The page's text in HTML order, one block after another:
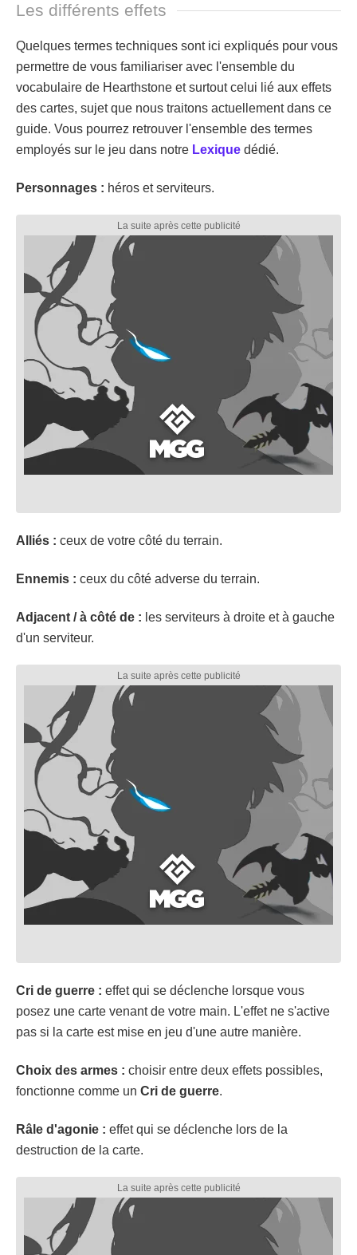
Les différents effets
Quelques termes techniques sont ici expliqués pour vous
permettre de vous familiariser avec l'ensemble du
vocabulaire de Hearthstone et surtout celui lié aux effets
des cartes, sujet que nous traitons actuellement dans ce
guide. Vous pourrez retrouver l'ensemble des termes
employés sur le jeu dans notre Lexique dédié.
Personnages : héros et serviteurs.
Alliés : ceux de votre côté du terrain.
Ennemis : ceux du côté adverse du terrain.
Adjacent / à côté de : les serviteurs à droite et à gauche
d'un serviteur.
Cri de guerre : effet qui se déclenche lorsque vous
posez une carte venant de votre main. L'effet ne s'active
pas si la carte est mise en jeu d'une autre manière.
Choix des armes : choisir entre deux effets possibles,
fonctionne comme un Cri de guerre.
Râle d'agonie : effet qui se déclenche lors de la
destruction de la carte.